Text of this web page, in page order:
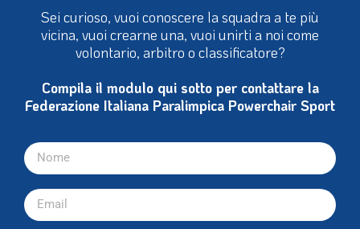
Sei curioso, vuoi conoscere la squadra a te più
vicina, vuoi crearne una, vuoi unirti a noi come
volontario, arbitro o classificatore?
Compila il modulo qui sotto per contattare la
Federazione Italiana Paralimpica Powerchair Sport